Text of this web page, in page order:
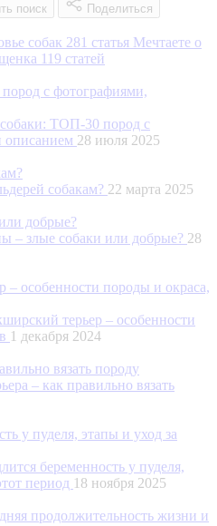
поиск Поделиться
собак 281 статья Мечтаете о
119 статей
ТОП-30 пород с
описанием 28 июля 2025
собакам? 22 марта 2025
– злые собаки или добрые? 28
терьер – особенности
1 декабря 2024
– как правильно вязать
беременность у пуделя,
период 18 ноября 2025